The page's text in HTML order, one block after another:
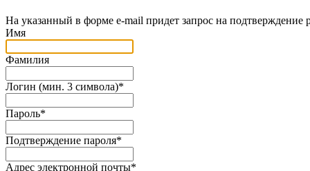
На указанный в форме e-mail придет запрос на подтверждение
Имя
Фамилия
Логин (мин. 3 символа)*
Пароль*
Подтверждение пароля*
Адрес электронной почты*